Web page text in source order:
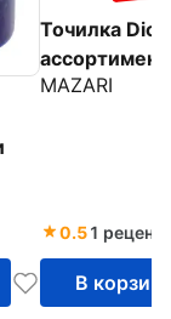
Точилка
MAZARI
0.51
В корзину